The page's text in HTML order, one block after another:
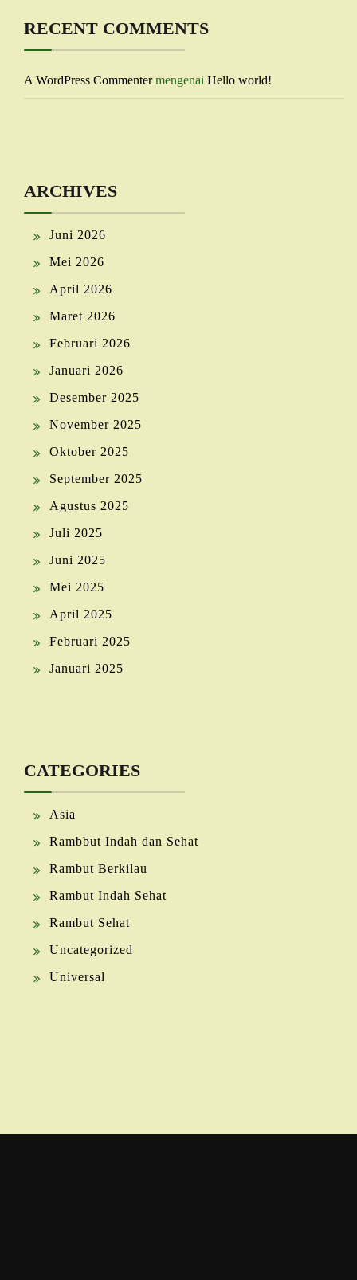
RECENT COMMENTS
A WordPress Commentermengenai Hello world!
ARCHIVES
Juni 2026
Mei 2026
April 2026
Maret 2026
Februari 2026
Januari 2026
Desember 2025
November 2025
Oktober 2025
September 2025
Agustus 2025
Juli 2025
Juni 2025
Mei 2025
April 2025
Februari 2025
Januari 2025
CATEGORIES
Asia
Rambbut Indah dan Sehat
Rambut Berkilau
Rambut Indah Sehat
Rambut Sehat
Uncategorized
Universal